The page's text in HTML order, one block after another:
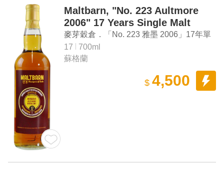
Maltbarn, "No. 223 Aultmore
2006" 17 Years Single Malt
Scotch Whisky
麥芽穀倉．「No. 223 雅墨 2006」17年單
一麥芽蘇格蘭威士忌
17
700ml
蘇格蘭
$ 4,500